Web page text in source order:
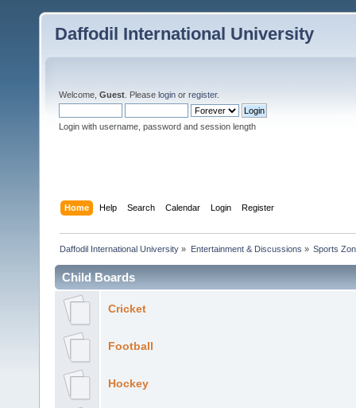
Daffodil International University
Welcome, Guest . Please login or register.
Login with username, password and session length
Home Help Search Calendar Login Register
Daffodil International University » Entertainment & Discussions » Sports
Child Boards
Cricket
Football
Hockey